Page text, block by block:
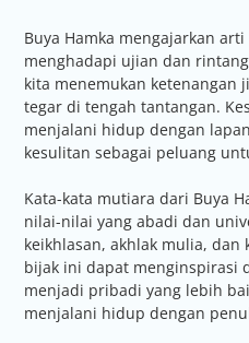
Buya Hamka mengajarkan
menghadapi ujian dan
kita menemukan ketenangan
tegar di tengah tantangan.
menjalani hidup dengan
kesulitan sebagai peluang
Kata-kata mutiara dari Buya
nilai-nilai yang abadi dan
keikhlasan, akhlak mulia, dan
bijak ini dapat menginspirasi
menjadi pribadi yang lebih
menjalani hidup dengan